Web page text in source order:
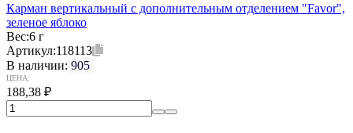
Карман вертикальный с дополнительным отделением "Favor",
зеленое яблоко
Вес:6 г
Артикул:118113
В наличии: 905
ЦЕНА:
188,38 ₽